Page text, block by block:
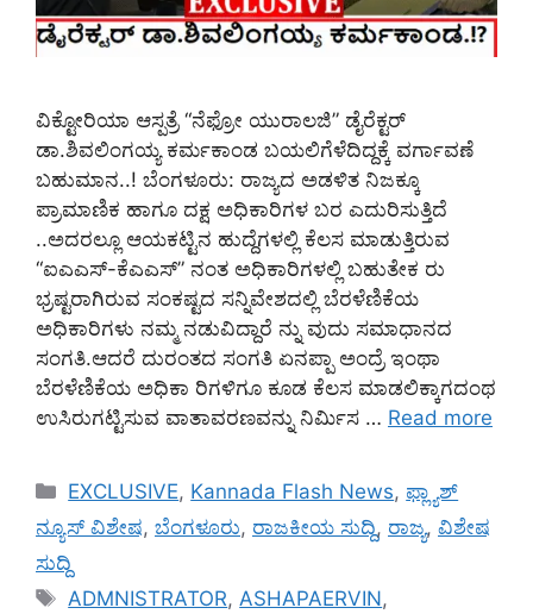
ವಿಕ್ಟೋರಿಯಾ ಆಸ್ಪತ್ರೆ “ನೆಫ್ರೋ ಯುರಾಲಜಿ” ಡೈರೆಕ್ಟರ್
ಡಾ.ಶಿವಲಿಂಗಯ್ಯ ಕರ್ಮಕಾಂಡ ಬಯಲಿಗೆಳೆದಿದ್ದಕ್ಕೆ ವರ್ಗಾವಣೆ
ಬಹುಮಾನ..! ಬೆಂಗಳೂರು: ರಾಜ್ಯದ ಅಡಳಿತ ನಿಜಕ್ಕೂ
ಪ್ರಾಮಾಣಿಕ ಹಾಗೂ ದಕ್ಷ ಅಧಿಕಾರಿಗಳ ಬರ ಎದುರಿಸುತ್ತಿದೆ
..ಅದರಲ್ಲೂ ಆಯಕಟ್ಟಿನ ಹುದ್ದೆಗಳಲ್ಲಿ ಕೆಲಸ ಮಾಡುತ್ತಿರುವ
“ಐಎಎಸ್-ಕೆಎಎಸ್” ನಂತ ಅಧಿಕಾರಿಗಳಲ್ಲಿ ಬಹುತೇಕ ರು
ಭ್ರಷ್ಟರಾಗಿರುವ ಸಂಕಷ್ಟದ ಸನ್ನಿವೇಶದಲ್ಲಿ ಬೆರಳೆಣಿಕೆಯ
ಅಧಿಕಾರಿಗಳು ನಮ್ಮ ನಡುವಿದ್ದಾರೆ ನ್ನು ವುದು ಸಮಾಧಾನದ
ಸಂಗತಿ.ಆದರೆ ದುರಂತದ ಸಂಗತಿ ಏನಪ್ಪಾ ಅಂದ್ರೆ ಇಂಥಾ
ಬೆರಳೆಣಿಕೆಯ ಅಧಿಕಾ ರಿಗಳಿಗೂ ಕೂಡ ಕೆಲಸ ಮಾಡಲಿಕ್ಕಾಗದಂಥ
ಉಸಿರುಗಟ್ಟಿಸುವ ವಾತಾವರಣವನ್ನು ನಿರ್ಮಿಸ … Read more
Categories
EXCLUSIVE, Kannada Flash News, ಫ್ಲ್ಯಾಶ್
ನ್ಯೂಸ್ ವಿಶೇಷ, ಬೆಂಗಳೂರು, ರಾಜಕೀಯ ಸುದ್ದಿ, ರಾಜ್ಯ, ವಿಶೇಷ
ಸುದ್ದಿ
Tags
ADMNISTRATOR, ASHAPAERVIN,